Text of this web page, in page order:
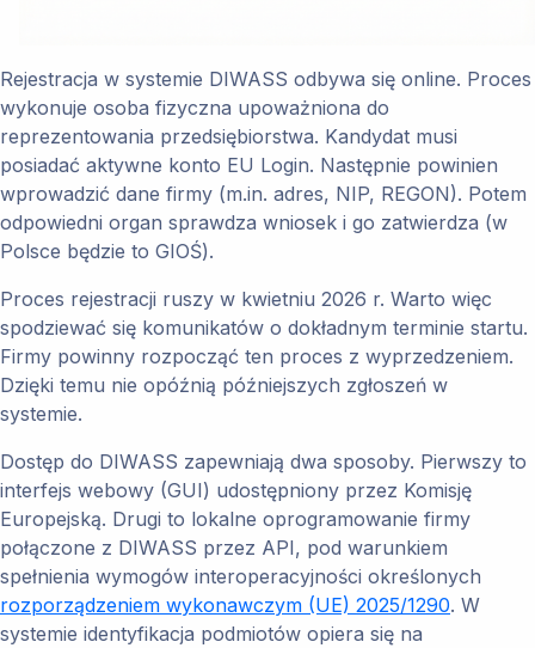
Rejestracja w systemie DIWASS odbywa się online. Proces
wykonuje osoba fizyczna upoważniona do
reprezentowania przedsiębiorstwa. Kandydat musi
posiadać aktywne konto EU Login. Następnie powinien
wprowadzić dane firmy (m.in. adres, NIP, REGON). Potem
odpowiedni organ sprawdza wniosek i go zatwierdza (w
Polsce będzie to GIOŚ).
Proces rejestracji ruszy w kwietniu 2026 r. Warto więc
spodziewać się komunikatów o dokładnym terminie startu.
Firmy powinny rozpocząć ten proces z wyprzedzeniem.
Dzięki temu nie opóźnią późniejszych zgłoszeń w
systemie.
Dostęp do DIWASS zapewniają dwa sposoby. Pierwszy to
interfejs webowy (GUI) udostępniony przez Komisję
Europejską. Drugi to lokalne oprogramowanie firmy
połączone z DIWASS przez API, pod warunkiem
spełnienia wymogów interoperacyjności określonych
rozporządzeniem wykonawczym (UE) 2025/1290. W
systemie identyfikacja podmiotów opiera się na